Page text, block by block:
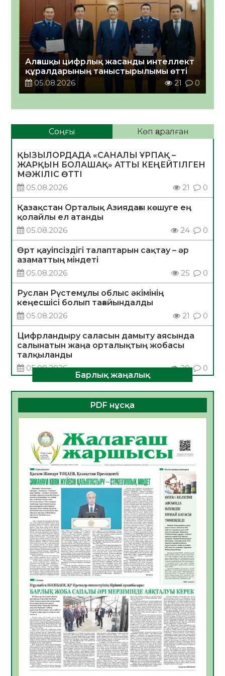
Алғашқы цифрлық жасанды интеллект
құралдарының таныстырылымы өтті
05.08.2026
21 0
Соңғы Көп қаралған
ҚЫЗЫЛОРДАДА «САНАЛЫ ҰРПАҚ –
ЖАРҚЫН БОЛАШАҚ» АТТЫ КЕҢЕЙТІЛГЕН
МӘЖІЛІС ӨТТІ
05.08.2026
21 0
Қазақстан Орталық Азиядағы көшуге ең
қолайлы ел атанды
05.08.2026
24 0
Өрт қауіпсіздігі талаптарын сақтау – әр
азаматтың міндеті
05.08.2026
25 0
Руслан Рүстемұлы облыс әкімінің
кеңесшісі болып тағайындалды
05.08.2026
21 0
Цифрландыру саласын дамыту аясында
салынатын жаңа орталықтың жобасы
талқыланды
05.08.2026
20 0
құралдарының таныстырылымы өтті
05.08.2026
21 0
Қазақстандықтардың 72,3%-ы жаңа
Құрылтай үшін дауыс беруге дайын
05.08.2026
23
ӘРБІР ДАУЫС – ҚОҒАМ ДАМУЫНА
ҚОСЫЛҒАН ҮЛЕС
05.08.2026
29
ҚҰРЫЛТАЙ САЙЛАУЫ – БІРЛІК ПЕН
ЖАУАПКЕРШІЛІККЕ БАСТАЙТЫН ҚАДАМ
05.08.2026
28
Мектептен – Ұлттық ұлан сапына
04.08.2026
38
Үкіметтік емес ұйымдарға арналған
сыйлықақы конкурсына өтінім қабылдау
басталды
04.08.2026
42
Үкіметте Президенттің отандық тауарды
қолдау жөніндегі тапсырмаларының
жүзеге асырылу барысы қаралуда
Барлық жаңалық
PDF нұсқа